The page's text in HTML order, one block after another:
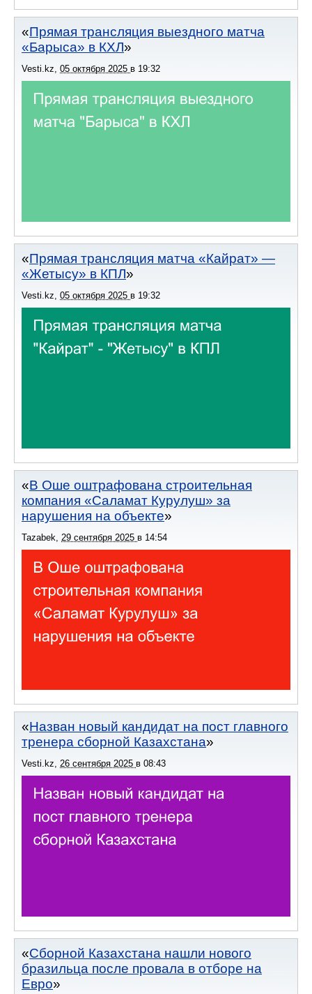
Прямая трансляция выездного матча
«Барыса» в КХЛ
Vesti.kz, 05 октября 2025 в 19:32
Прямая трансляция матча «Кайрат» —
«Жетысу» в КПЛ
Vesti.kz 05 октября 2025 в 19:32
В Оше оштрафована строительная
компания «Саламат Курулуш» за
нарушения на объекте
Tazabek 29 сентября 2025 в 14:54
Назван новый кандидат на пост главного
тренера сборной Казахстана
Vesti.kz, 26 сентября 2025 в 08:43
Сборной Казахстана нашли нового
бразильца после провала в отборе на
Евро